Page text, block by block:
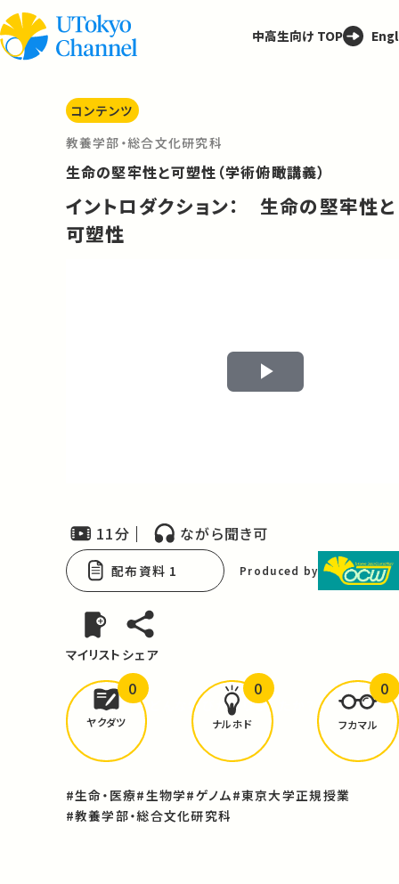
中高生向け TOP
コンテンツ
教養学部・総合文化研究科
生命の堅牢性と可塑性（学術俯瞰講義）
イントロダクション： 生命の堅牢性と
可塑性
Play
11分 ながら聞き可
配布資料 1 Produced by
マイリスト シェア
どんな学びがありましたか？
ヤクダツ
0
ナルホド
0
フカマル
0
#生命・医療#生物学#ゲノム#東京大学正規授業
#教養学部・総合文化研究科